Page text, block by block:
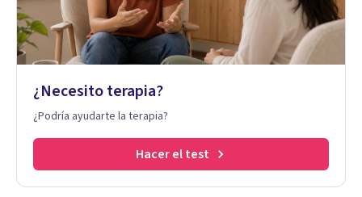
¿Necesito terapia?
¿Podría ayudarte la terapia?
Hacer el test